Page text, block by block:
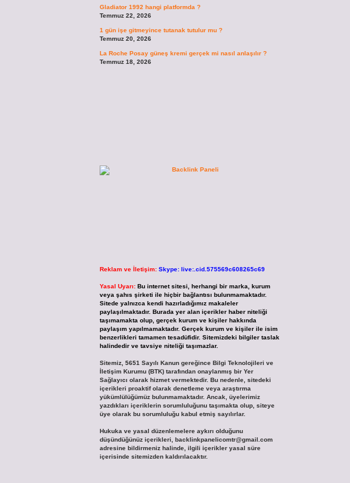
Gladiator 1992 hangi platformda ?
Temmuz 22, 2026
1 gün işe gitmeyince tutanak tutulur mu ?
Temmuz 20, 2026
La Roche Posay güneş kremi gerçek mi nasıl anlaşılır ?
Temmuz 18, 2026
Reklam ve İletişim: Skype: live:.cid.575569c608265c69
Yasal Uyarı: Bu internet sitesi, herhangi bir marka, kurum
veya şahıs şirketi ile hiçbir bağlantısı bulunmamaktadır.
Sitede yalnızca kendi hazırladığımız makaleler
paylaşılmaktadır. Burada yer alan içerikler haber niteliği
taşımamakta olup, gerçek kurum ve kişiler hakkında
paylaşım yapılmamaktadır. Gerçek kurum ve kişiler ile isim
benzerlikleri tamamen tesadüfidir. Sitemizdeki bilgiler taslak
halindedir ve tavsiye niteliği taşımazlar.
Sitemiz, 5651 Sayılı Kanun gereğince Bilgi Teknolojileri ve
İletişim Kurumu (BTK) tarafından onaylanmış bir Yer
Sağlayıcı olarak hizmet vermektedir. Bu nedenle, sitedeki
içerikleri proaktif olarak denetleme veya araştırma
yükümlülüğümüz bulunmamaktadır. Ancak, üyelerimiz
yazdıkları içeriklerin sorumluluğunu taşımakta olup, siteye
üye olarak bu sorumluluğu kabul etmiş sayılırlar.
Hukuka ve yasal düzenlemelere aykırı olduğunu
düşündüğünüz içerikleri, backlinkpanelicomtr@gmail.com
adresine bildirmeniz halinde, ilgili içerikler yasal süre
içerisinde sitemizden kaldırılacaktır.